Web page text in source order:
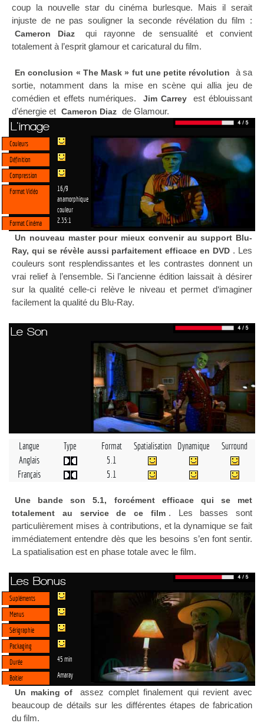
coup la nouvelle star du cinéma burlesque. Mais il serait
injuste de ne pas souligner la seconde révélation du film :
Cameron Diaz
qui rayonne de sensualité et convient
totalement à l’esprit glamour et caricatural du film.
En conclusion « The Mask » fut une petite révolution
à sa
sortie, notamment dans la mise en scène qui allia jeu de
comédien et effets numériques.
Jim Carrey
est éblouissant
d’énergie et Cameron Diaz de Glamour.
L'image
Couleurs
Définition
Compression
Format Vidéo
16/9
anamorphique
couleur
Format Cinéma
2.35:1
Un nouveau master pour mieux convenir au support Blu-
Ray, qui se révèle aussi parfaitement efficace en DVD . Les
couleurs sont resplendissantes et les contrastes donnent un
vrai relief à l’ensemble. Si l’ancienne édition laissait à désirer
sur la qualité celle-ci relève le niveau et permet d‘imaginer
facilement la qualité du Blu-Ray.
Le Son
Langue Type Format Spatialisation Dynamique
Surround
Anglais
5.1
Français
5.1
Une bande son 5.1, forcément efficace qui se met
totalement au service de ce film . Les basses sont
particulièrement mises à contributions, et la dynamique se fait
immédiatement entendre dès que les besoins s’en font sentir.
La spatialisation est en phase totale avec le film.
Les Bonus
Supléments
Menus
Sérigraphie
Packaging
Durée
45 min
Boitier Amaray
Un making of
assez complet finalement qui revient avec
beaucoup de détails sur les différentes étapes de fabrication
du film.